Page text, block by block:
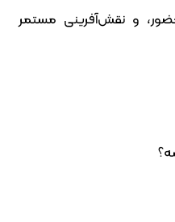
و نقش‌آفرینی مستمر